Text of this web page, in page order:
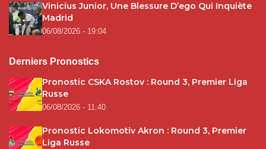
Vinicius Junior, Une Blessure D’ego Qui Inquiète
Madrid
06/08/2026 - 19:04
Derniers Pronostics
Pronostic CSKA Rostov : Round 3, Premier Liga
Russe
06/08/2026 - 11:40
Pronostic Lokomotiv Akron : Round 3, Premier
Liga Russe